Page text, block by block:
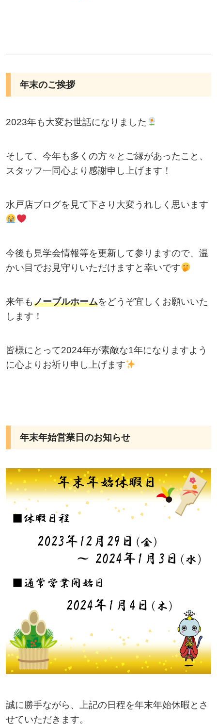
年末のご挨拶
2023年も大変お世話になりました
そして、今年も多くの方々とご縁があったこと、
スタッフ一同心より感謝申し上げます！
水戸店ブログを見て下さり大変うれしく思います
今後も見学会情報等を更新して参りますので、温
かい目でお見守りいただけますと幸いです
来年もノーブルホームをどうぞ宜しくお願いいた
します！
皆様にとって2024年が素敵な1年になりますよう
に心よりお祈り申し上げます
年末年始営業日のお知らせ
誠に勝手ながら、上記の日程を年末年始休暇とさ
せていただきます。